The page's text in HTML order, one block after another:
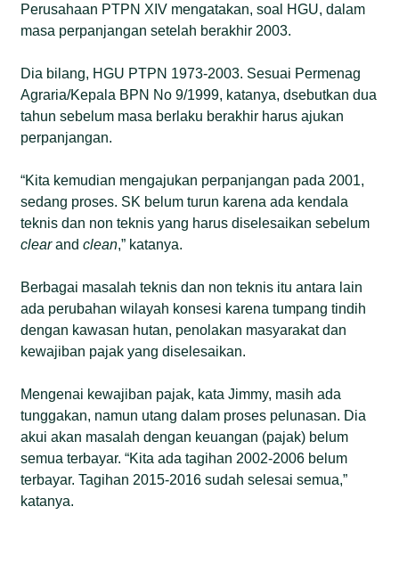
Perusahaan PTPN XIV mengatakan, soal HGU, dalam
masa perpanjangan setelah berakhir 2003.
Dia bilang, HGU PTPN 1973-2003. Sesuai Permenag
Agraria/Kepala BPN No 9/1999, katanya, dsebutkan dua
tahun sebelum masa berlaku berakhir harus ajukan
perpanjangan.
“Kita kemudian mengajukan perpanjangan pada 2001,
sedang proses. SK belum turun karena ada kendala
teknis dan non teknis yang harus diselesaikan sebelum
clearandclean,” katanya.
Berbagai masalah teknis dan non teknis itu antara lain
ada perubahan wilayah konsesi karena tumpang tindih
dengan kawasan hutan, penolakan masyarakat dan
kewajiban pajak yang diselesaikan.
Mengenai kewajiban pajak, kata Jimmy, masih ada
tunggakan, namun utang dalam proses pelunasan. Dia
akui akan masalah dengan keuangan (pajak) belum
semua terbayar. “Kita ada tagihan 2002-2006 belum
terbayar. Tagihan 2015-2016 sudah selesai semua,”
katanya.